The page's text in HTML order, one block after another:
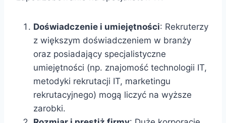
Doświadczenie i umiejętności: Rekruterzy
z większym doświadczeniem w branży
oraz posiadający specjalistyczne
umiejętności (np. znajomość technologii IT,
metodyki rekrutacji IT, marketingu
rekrutacyjnego) mogą liczyć na wyższe
zarobki.